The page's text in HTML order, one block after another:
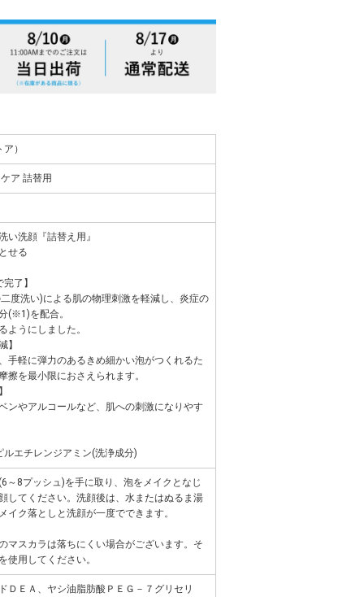
）
ア 詰替用
い洗顔『詰替え用』
せる
了】
度洗い)による肌の物理刺激を軽減し、炎症の
(※1)を配合。
ようにしました。
】
手軽に弾力のあるきめ細かい泡がつくれるた
擦を最小限におさえられます。
ンやアルコールなど、肌への刺激になりやす
エチレンジアミン(洗浄成分)
～8プッシュ)を手に取り、泡をメイクとなじ
してください。洗顔後は、水またはぬるま湯
イク落としと洗顔が一度でできます。
マスカラは落ちにくい場合がございます。そ
使用してください。
ＤＥＡ、ヤシ油脂肪酸ＰＥＧ－７グリセリ